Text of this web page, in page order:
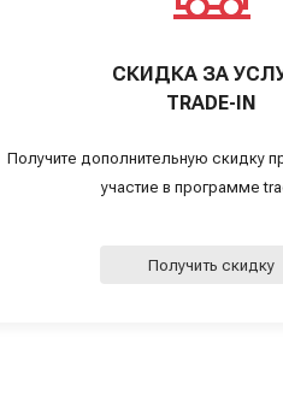
СКИДКА ЗА
TRADE-IN
Получите дополнительную скидку
участие в программе
Получить скидку